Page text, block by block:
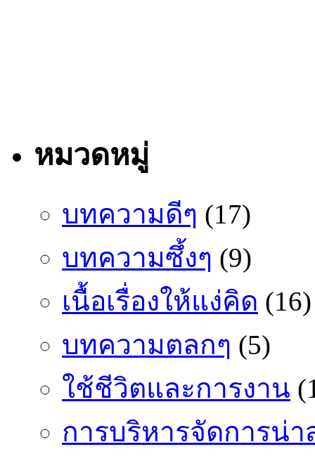
หมวดหมู่
บทความดีๆ (17)
บทความซึ้งๆ (9)
เนื้อเรื่องให้แง่คิด (16)
บทความตลกๆ (5)
ใช้ชีวิตและการงาน
การบริหารจัดการน่า